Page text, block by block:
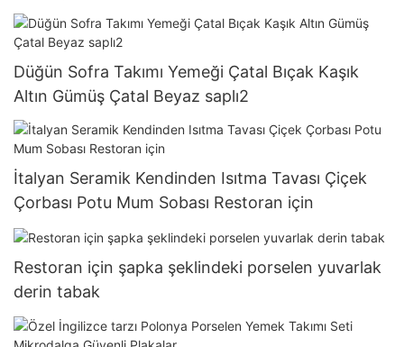
Takımı
Düğün Sofra Takımı Yemeği Çatal Bıçak Kaşık
Altın Gümüş Çatal Beyaz saplı2
İtalyan Seramik Kendinden Isıtma Tavası Çiçek
Çorbası Potu Mum Sobası Restoran için
Restoran için şapka şeklindeki porselen yuvarlak
derin tabak